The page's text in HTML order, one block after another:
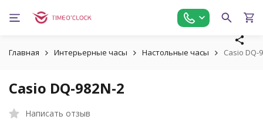
Главная Интерьерные часы Настольные часы Casio DQ-
Casio DQ-982N-2
Написать отзыв